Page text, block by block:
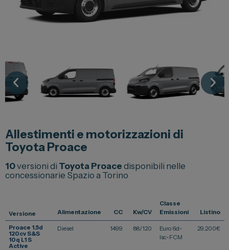
Dongfeng
Fiat Professional
Citroen
Toyota
Servizi
Officina
Vendi la tua auto
Soluzioni Business
Convenzioni
Allestimenti e motorizzazioni di
Toyota Proace
10versioni di Toyota Proacedisponibili nelle
concessionarie Spazio a Torino
Versione Alimentazione CC Kw/CV
Classe
Emissioni
Listino
Proace 1.5d
120cv S&S
10q L1 S
Active
Diesel 1499 88/120
Euro 6d-
Isc-FCM
29.200€